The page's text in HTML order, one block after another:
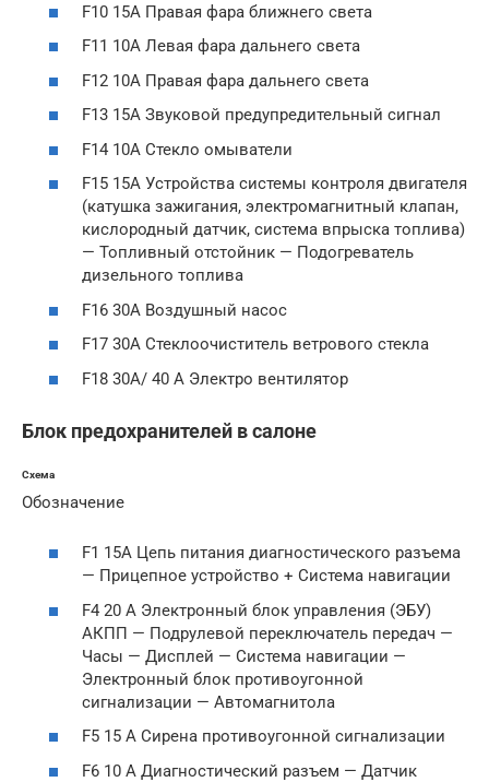
F10 15А Правая фара ближнего света
F11 10А Левая фара дальнего света
F12 10А Правая фара дальнего света
F13 15А Звуковой предупредительный сигнал
F14 10А Стекло омыватели
F15 15А Устройства системы контроля двигателя
(катушка зажигания, электромагнитный клапан,
кислородный датчик, система впрыска топлива)
— Топливный отстойник — Подогреватель
дизельного топлива
F16 30А Воздушный насос
F17 30А Стеклоочиститель ветрового стекла
F18 30А/ 40 А Электро вентилятор
Блок предохранителей в салоне
Схема
Обозначение
F1 15А Цепь питания диагностического разъема
— Прицепное устройство + Система навигации
F4 20 А Электронный блок управления (ЭБУ)
АКПП — Подрулевой переключатель передач —
Часы — Дисплей — Система навигации —
Электронный блок противоугонной
сигнализации — Автомагнитола
F5 15 А Сирена противоугонной сигнализации
F6 10 А Диагностический разъем — Датчик